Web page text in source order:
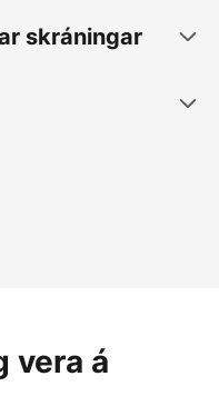
skráningar
vera á